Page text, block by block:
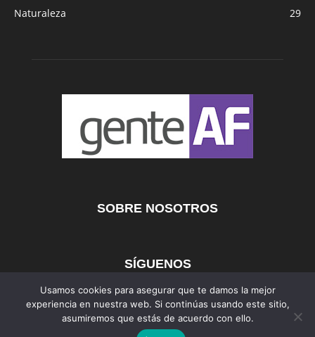
Naturaleza
29
SOBRE NOSOTROS
SÍGUENOS
AFmedios MujerAF AutosAF
Usamos cookies para asegurar que te damos la mejor
experiencia en nuestra web. Si continúas usando este sitio,
asumiremos que estás de acuerdo con ello.